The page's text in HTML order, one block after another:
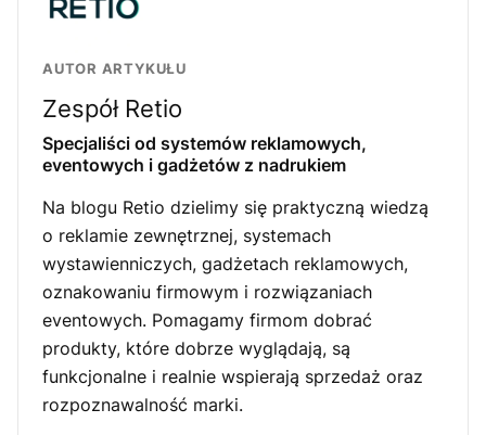
AUTOR ARTYKUŁU
Zespół Retio
Specjaliści od systemów reklamowych,
eventowych i gadżetów z nadrukiem
Na blogu Retio dzielimy się praktyczną wiedzą
o reklamie zewnętrznej, systemach
wystawienniczych, gadżetach reklamowych,
oznakowaniu firmowym i rozwiązaniach
eventowych. Pomagamy firmom dobrać
produkty, które dobrze wyglądają, są
funkcjonalne i realnie wspierają sprzedaż oraz
rozpoznawalność marki.